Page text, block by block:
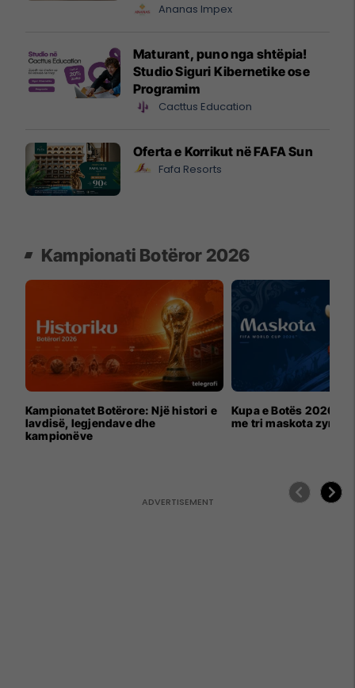
Ananas Impex
Maturant, puno nga shtëpia!
Studio Siguri Kibernetike ose
Programim
Cacttus Education
Oferta e Korrikut në FAFA Sun
Fafa Resorts
Kampionati Botëror 2026
Kampionatet Botërore: Një histori e
lavdisë, legjendave dhe
kampionëve
Kupa e Botës 2026
me tri maskota zyrtare